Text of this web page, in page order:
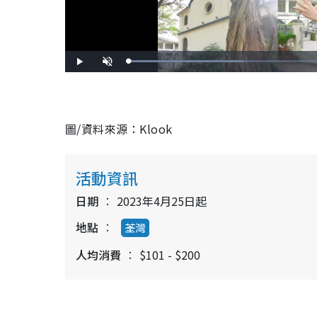
l
n
L
o
圖/資料來源：Klook
活動資訊
日期
2023年4月25日起
地點
荃灣
人均消費 $101 - $200